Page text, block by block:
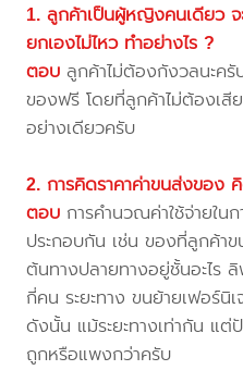
1. ลูกค้าเป็นผู้หญิงคนเดียว
ยกเองไม่ไหว ทำอย่างไร ?
ตอบ ลูกค้าไม่ต้องกังวลนะครั
ของฟรี โดยที่ลูกค้าไม่ต้องเสี
อย่างเดียวครับ
2. การคิดราคาค่าขนส่งของ
ตอบ การคำนวณค่าใช้จ่ายใ
ประกอบกัน เช่น ของที่ลูกค้าข
ต้นทางปลายทางอยู่ชั้นอะไร
กี่คน ระยะทาง ขนย้ายเฟอร์นิ
ดังนั้น แม้ระยะทางเท่ากัน แต่
ถูกหรือแพงกว่าครับ